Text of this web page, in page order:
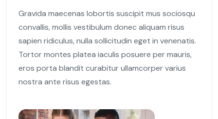
Gravida maecenas lobortis suscipit mus sociosqu
convallis, mollis vestibulum donec aliquam risus
sapien ridiculus, nulla sollicitudin eget in venenatis.
Tortor montes platea iaculis posuere per mauris,
eros porta blandit curabitur ullamcorper varius
nostra ante risus egestas.